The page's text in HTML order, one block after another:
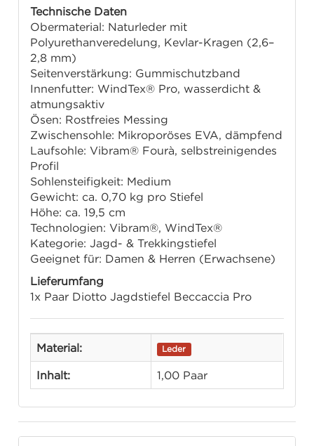
Technische Daten
Obermaterial: Naturleder mit
Polyurethanveredelung, Kevlar-Kragen (2,6–
2,8 mm)
Seitenverstärkung: Gummischutzband
Innenfutter: WindTex® Pro, wasserdicht &
atmungsaktiv
Ösen: Rostfreies Messing
Zwischensohle: Mikroporöses EVA, dämpfend
Laufsohle: Vibram® Fourà, selbstreinigendes
Profil
Sohlensteifigkeit: Medium
Gewicht: ca. 0,70 kg pro Stiefel
Höhe: ca. 19,5 cm
Technologien: Vibram®, WindTex®
Kategorie: Jagd- & Trekkingstiefel
Geeignet für: Damen & Herren (Erwachsene)
Lieferumfang
1x Paar Diotto Jagdstiefel Beccaccia Pro
Material: Leder
Inhalt: 1,00 Paar